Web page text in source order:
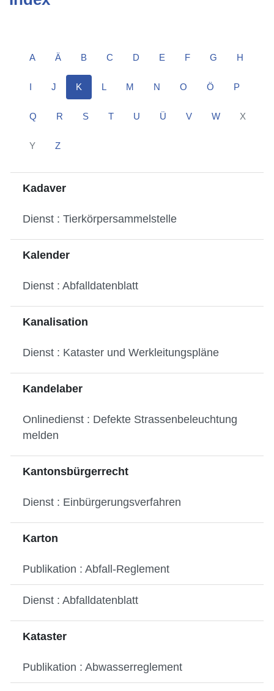
A Ä B C D E F G H
I J K L M N O Ö P
Q R S T U Ü V W X
Y Z
Kadaver
Dienst : Tierkörpersammelstelle
Kalender
Dienst : Abfalldatenblatt
Kanalisation
Dienst : Kataster und Werkleitungspläne
Kandelaber
Onlinedienst : Defekte Strassenbeleuchtung
melden
Kantonsbürgerrecht
Dienst : Einbürgerungsverfahren
Karton
Publikation : Abfall-Reglement
Dienst : Abfalldatenblatt
Kataster
Publikation : Abwasserreglement